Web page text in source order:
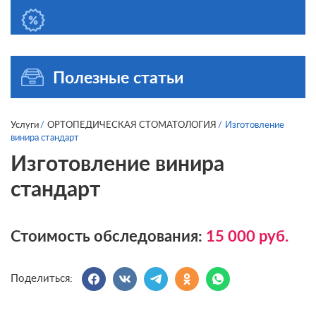
Полезные статьи
Услуги ОРТОПЕДИЧЕСКАЯ СТОМАТОЛОГИЯ
Изготовление
винира стандарт
Изготовление винира
стандарт
Стоимость обследования: 15 000 руб.
Поделиться: